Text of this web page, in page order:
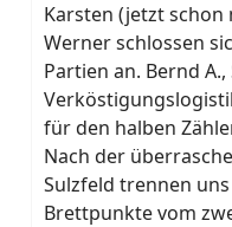
Karsten (jetzt schon
Werner schlossen
Partien an. Bernd
für den halben
Nach der
Sulzfeld trennen
Brettpunkte vom